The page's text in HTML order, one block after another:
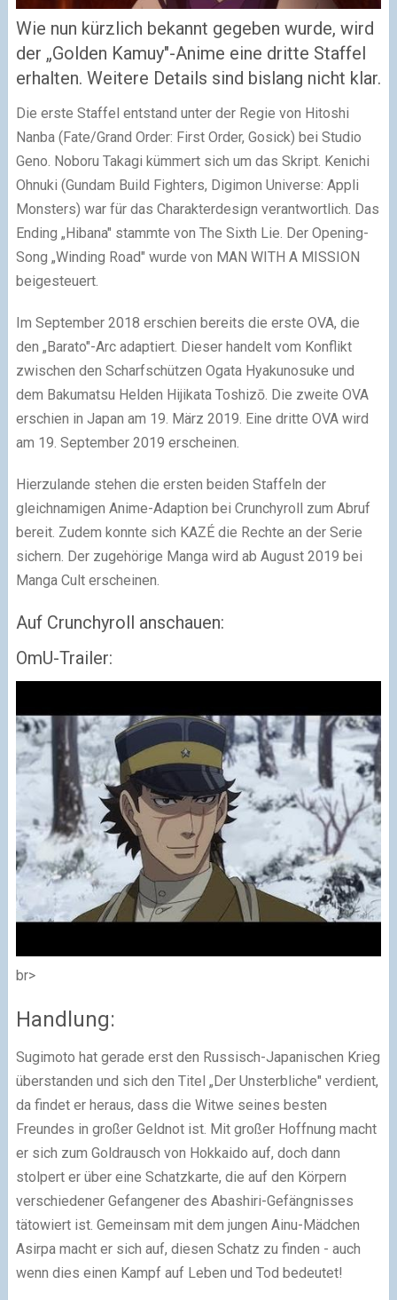
Wie nun kürzlich bekannt gegeben wurde, wird
der „Golden Kamuy"-Anime eine dritte Staffel
erhalten. Weitere Details sind bislang nicht klar.
Die erste Staffel entstand unter der Regie von Hitoshi
Nanba (Fate/Grand Order: First Order, Gosick) bei Studio
Geno. Noboru Takagi kümmert sich um das Skript. Kenichi
Ohnuki (Gundam Build Fighters, Digimon Universe: Appli
Monsters) war für das Charakterdesign verantwortlich. Das
Ending „Hibana" stammte von The Sixth Lie. Der Opening-
Song „Winding Road" wurde von MAN WITH A MISSION
beigesteuert.
Im September 2018 erschien bereits die erste OVA, die
den „Barato"-Arc adaptiert. Dieser handelt vom Konflikt
zwischen den Scharfschützen Ogata Hyakunosuke und
dem Bakumatsu Helden Hijikata Toshizō. Die zweite OVA
erschien in Japan am 19. März 2019. Eine dritte OVA wird
am 19. September 2019 erscheinen.
Hierzulande stehen die ersten beiden Staffeln der
gleichnamigen Anime-Adaption bei Crunchyroll zum Abruf
bereit. Zudem konnte sich KAZÉ die Rechte an der Serie
sichern. Der zugehörige Manga wird ab August 2019 bei
Manga Cult erscheinen.
Auf Crunchyroll anschauen:
OmU-Trailer:
br>
Handlung:
Sugimoto hat gerade erst den Russisch-Japanischen Krieg
überstanden und sich den Titel „Der Unsterbliche" verdient,
da findet er heraus, dass die Witwe seines besten
Freundes in großer Geldnot ist. Mit großer Hoffnung macht
er sich zum Goldrausch von Hokkaido auf, doch dann
stolpert er über eine Schatzkarte, die auf den Körpern
verschiedener Gefangener des Abashiri-Gefängnisses
tätowiert ist. Gemeinsam mit dem jungen Ainu-Mädchen
Asirpa macht er sich auf, diesen Schatz zu finden - auch
wenn dies einen Kampf auf Leben und Tod bedeutet!